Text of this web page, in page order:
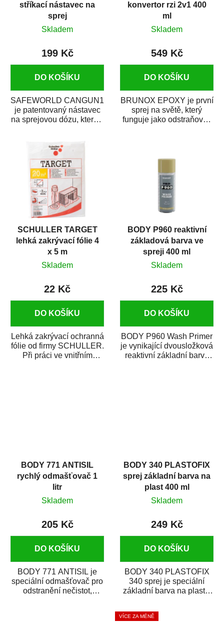
stříkací nástavec na
sprej
Skladem
199 Kč
DO KOŠÍKU
SAFEWORLD CANGUN1
je patentovaný nástavec
na sprejovou dózu, který ji
konvertor rzi 2v1 400
ml
Skladem
549 Kč
DO KOŠÍKU
BRUNOX EPOXY je první
sprej na světě, který
funguje jako odstraňovač
SCHULLER TARGET
lehká zakrývací fólie 4
x 5 m
Skladem
22 Kč
DO KOŠÍKU
Lehká zakrývací ochranná
fólie od firmy SCHULLER.
Při práci ve vnitřním
BODY P960 reaktivní
základová barva ve
spreji 400 ml
Skladem
225 Kč
DO KOŠÍKU
BODY P960 Wash Primer
je vynikající dvousložková
reaktivní základní barva
BODY 771 ANTISIL
rychlý odmašťovač 1
litr
Skladem
205 Kč
DO KOŠÍKU
BODY 771 ANTISIL je
speciální odmašťovač pro
odstranění nečistot,
BODY 340 PLASTOFIX
sprej základní barva na
plast 400 ml
Skladem
249 Kč
DO KOŠÍKU
BODY 340 PLASTOFIX
340 sprej je speciální
základní barva na plasty,
vrchních...
VÍCE ZA MÉNĚ